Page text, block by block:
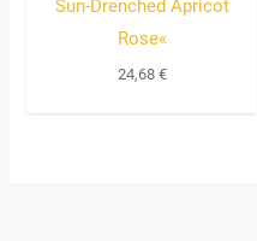
Sun-Drenched Apricot
Rose«
24,68 €